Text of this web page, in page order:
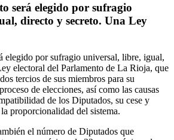
será elegido por sufragio
directo y secreto. Una Ley
elegido por sufragio universal, libre, igual,
electoral del Parlamento de La Rioja, que
tercios de sus miembros para su
de elecciones, así como las causas
de los Diputados, su cese y
proporcionalidad del sistema.
el número de Diputados que